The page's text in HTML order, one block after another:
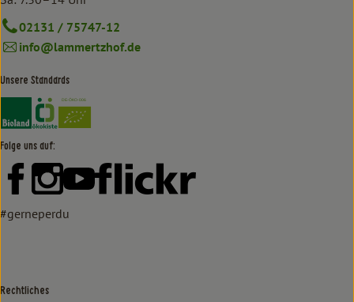
02131 / 75747-12
info@lammertzhof.de
Unsere Standards
Externer Link zu https://www.bioland.de/verbraucher
Externer Link zu https://www.oekokiste.de/
Folge uns auf:
Externer Link zu https://www.facebook.com/lammertzhof/
Externer Link zu https://www.instagram.com/
Externer Link zu https://www.youtube.com/
Externer Link zu https://
#gerneperdu
Rechtliches